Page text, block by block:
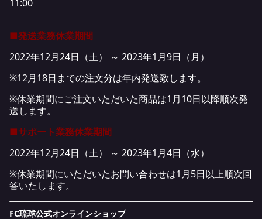
11:00
■発送業務休業期間
2022年12月24日（土） ～ 2023年1月9日（月）
※12月18日までの注文分は年内発送致します。
※休業期間にご注文いただいた商品は1月10日以降順次発
送します。
■サポート業務休業期間
2022年12月24日（土） ～ 2023年1月4日（水）
※休業期間にいただいたお問い合わせは1月5日以上順次回
答いたします。
FC琉球公式オンラインショップ